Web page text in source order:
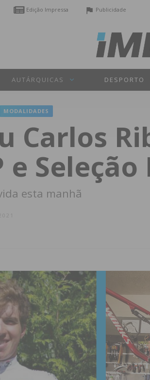
Edição Impressa Publicidade
AUTÁRQUICAS DESPORTO
MODALIDADES
Carlos
e
esta manhã